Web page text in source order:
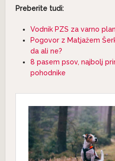
Preberite tudi:
Vodnik PZS za varno
Pogovor z Matjažem
da ali ne?
8 pasem psov, najbolj
pohodnike